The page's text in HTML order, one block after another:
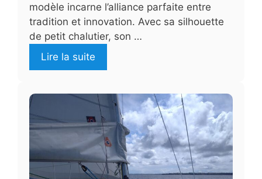
modèle incarne l’alliance parfaite entre
tradition et innovation. Avec sa silhouette
de petit chalutier, son …
Lire la suite